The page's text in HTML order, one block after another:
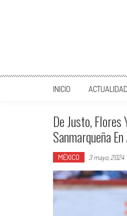
INICIO ACTUALIDAD
De Justo, Flores
Sanmarqueña
MÉXICO 3 mayo, 2024